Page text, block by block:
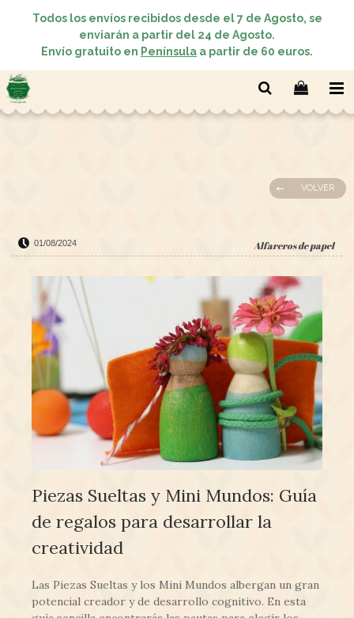
Todos los envíos recibidos desde el 7 de Agosto, se
enviarán a partir del 24 de Agosto.
Envío gratuito en Península a partir de 60 euros.
VOLVER
01/08/2024 Alfareros de papel
Piezas Sueltas y Mini Mundos: Guía
de regalos para desarrollar la
creatividad
Las Piezas Sueltas y los Mini Mundos albergan un gran
potencial creador y de desarrollo cognitivo. En esta